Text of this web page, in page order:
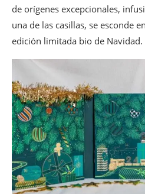
de orígenes excepcionales,
una de las casillas, se esconde
edición limitada bio de Navidad.